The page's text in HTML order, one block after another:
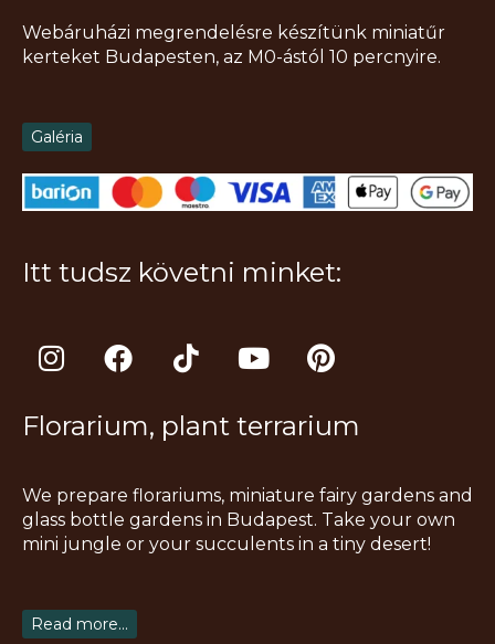
Webáruházi megrendelésre készítünk miniatűr
kerteket Budapesten, az M0-ástól 10 percnyire.
Galéria
Itt tudsz követni minket:
I
n
t
g
r
a
F
a
e
o
o
k
T
i
t
k
Y
o
t
b
e
P
i
t
r
e
s
Florarium, plant terrarium
We prepare florariums, miniature fairy gardens and
glass bottle gardens in Budapest. Take your own
mini jungle or your succulents in a tiny desert!
Read more...